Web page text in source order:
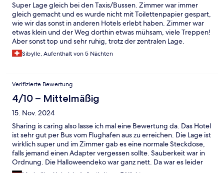
Super Lage gleich bei den Taxis/Bussen. Zimmer war immer
gleich gemacht und es wurde nicht mit Toilettenpapier gespart,
wie wir das sonst in anderen Hotels erlebt haben. Zimmer war
etwas klein und der Weg dorthin etwas mühsam, viele Treppen!
Aber sonst top und sehr ruhig, trotz der zentralen Lage.
Sibylle, Aufenthalt von 5 Nächten
Verifizierte Bewertung
4/10 – Mittelmäßig
15. Nov. 2024
Sharing is caring also lasse ich mal eine Bewertung da. Das Hotel
ist sehr gut per Bus vom Flughafen aus zu erreichen. Die Lage ist
wirklich super und im Zimmer gab es eine normale Steckdose,
falls jemand einen Adapter vergessen sollte. Sauberkeit war in
Ordnung. Die Halloweendeko war ganz nett. Da war es leider
auch an positiven Eindrücken. Die Größe der Zimmer variieren